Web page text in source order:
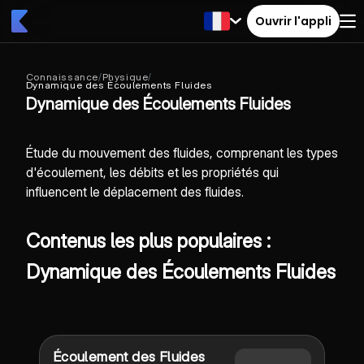
Ouvrir l'appli
Connaissance/Physique/
Dynamique des Écoulements Fluides
Dynamique des Écoulements Fluides
Étude du mouvement des fluides, comprenant les types
d'écoulement, les débits et les propriétés qui
influencent le déplacement des fluides.
Contenus les plus populaires :
Dynamique des Écoulements Fluides
Écoulement des Fluides